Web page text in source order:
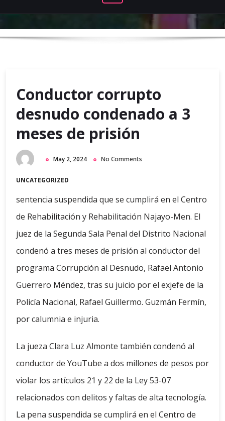
Conductor corrupto
desnudo condenado a 3
meses de prisión
May 2, 2024 No Comments
UNCATEGORIZED
sentencia suspendida que se cumplirá en el Centro
de Rehabilitación y Rehabilitación Najayo-Men. El
juez de la Segunda Sala Penal del Distrito Nacional
condenó a tres meses de prisión al conductor del
programa Corrupción al Desnudo, Rafael Antonio
Guerrero Méndez, tras su juicio por el exjefe de la
Policía Nacional, Rafael Guillermo. Guzmán Fermín,
por calumnia e injuria.
La jueza Clara Luz Almonte también condenó al
conductor de YouTube a dos millones de pesos por
violar los artículos 21 y 22 de la Ley 53-07
relacionados con delitos y faltas de alta tecnología.
La pena suspendida se cumplirá en el Centro de